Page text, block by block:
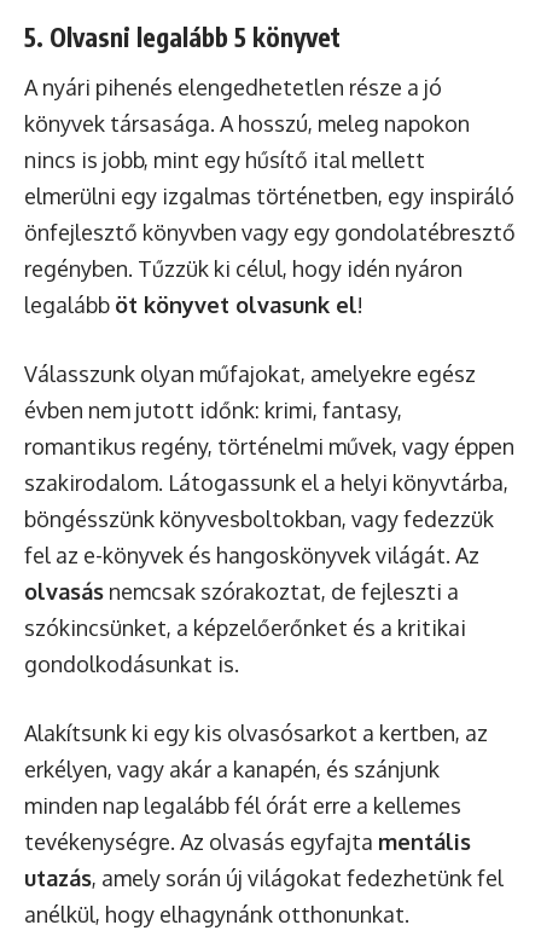
5. Olvasni legalább 5 könyvet
A nyári pihenés elengedhetetlen része a jó
könyvek társasága. A hosszú, meleg napokon
nincs is jobb, mint egy hűsítő ital mellett
elmerülni egy izgalmas történetben, egy inspiráló
önfejlesztő könyvben vagy egy gondolatébresztő
regényben. Tűzzük ki célul, hogy idén nyáron
legalább öt könyvet olvasunk el!
Válasszunk olyan műfajokat, amelyekre egész
évben nem jutott időnk: krimi, fantasy,
romantikus regény, történelmi művek, vagy éppen
szakirodalom. Látogassunk el a helyi könyvtárba,
böngésszünk könyvesboltokban, vagy fedezzük
fel az e-könyvek és hangoskönyvek világát. Az
olvasás nemcsak szórakoztat, de fejleszti a
szókincsünket, a képzelőerőnket és a kritikai
gondolkodásunkat is.
Alakítsunk ki egy kis olvasósarkot a kertben, az
erkélyen, vagy akár a kanapén, és szánjunk
minden nap legalább fél órát erre a kellemes
tevékenységre. Az olvasás egyfajta mentális
utazás, amely során új világokat fedezhetünk fel
anélkül, hogy elhagynánk otthonunkat.